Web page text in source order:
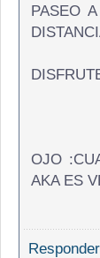
PASEO
OJO
AKA ES
Responder